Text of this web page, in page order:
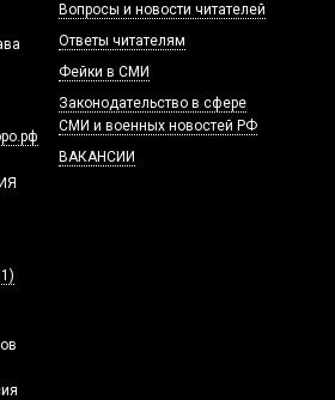
Вопросы и новости читателей
Ответы читателям
Фейки в СМИ
Законодательство в сфере
СМИ и военных новостей РФ
ВАКАНСИИ